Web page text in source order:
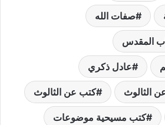
صفات الله
المقدس
عادل ذكري
الثالوث كتب عن الثالوث
كتب مسيحية موضوعات